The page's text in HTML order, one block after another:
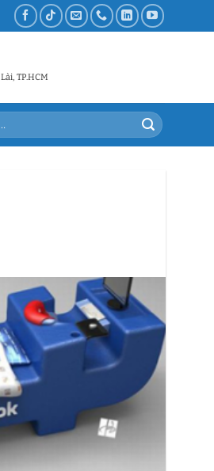
TP.HCM